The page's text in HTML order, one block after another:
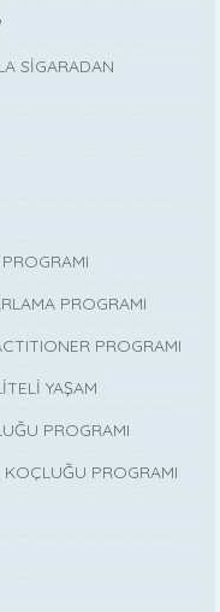
SİGARADAN
PROGRAMI
PROGRAMI
YAŞAM
PROGRAMI
PROGRAMI